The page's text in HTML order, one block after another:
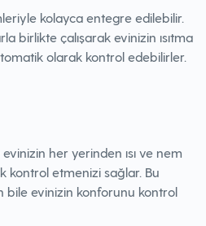
kolayca entegre edilebilir.
birlikte çalışarak evinizin ısıtma
olarak kontrol edebilirler.
her yerinden ısı ve nem
kontrol etmenizi sağlar. Bu
bile evinizin konforunu kontrol